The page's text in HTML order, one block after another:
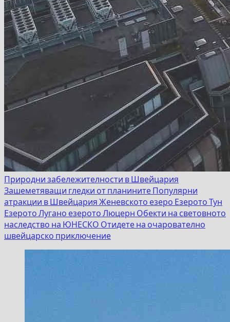
Природни забележителности в Швейцария
Зашеметяващи гледки от планините Популярни
атракции в Швейцария Женевското езеро Езерото Тун
Езерото Лугано езерото Люцерн Обекти на световното
наследство на ЮНЕСКО Отидете на очарователно
швейцарско приключение